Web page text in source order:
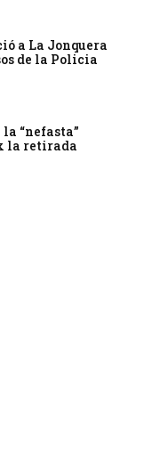
a La Jonquera
de la Policia
“nefasta”
la retirada